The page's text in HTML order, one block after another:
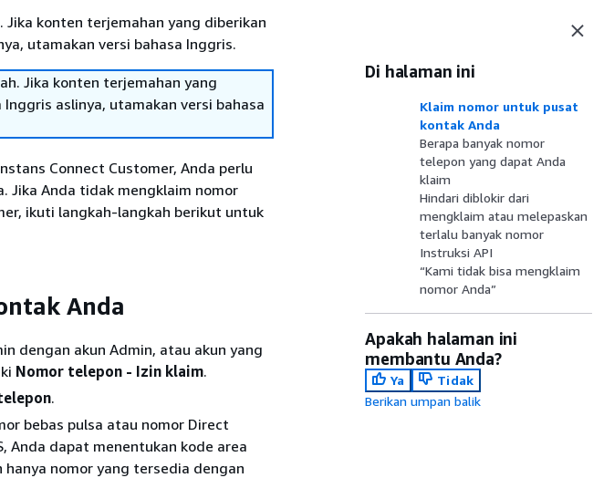
konten terjemahan yang diberikan
utamakan versi bahasa Inggris.
Jika konten terjemahan yang
aslinya, utamakan versi bahasa
Connect Customer, Anda perlu
Jika Anda tidak mengklaim nomor
ikuti langkah-langkah berikut untuk
Anda
dengan akun Admin, atau akun yang
Nomor telepon - Izin klaim.
.
bebas pulsa atau nomor Direct
Anda dapat menentukan kode area
nomor yang tersedia dengan
Di halaman ini
Klaim nomor untuk pusat
kontak Anda
Berapa banyak nomor
telepon yang dapat Anda
klaim
Hindari diblokir dari
mengklaim atau melepaskan
terlalu banyak nomor
Instruksi API
“Kami tidak bisa mengklaim
nomor Anda”
Apakah halaman ini
membantu Anda?
Ya
Tidak
Berikan umpan balik